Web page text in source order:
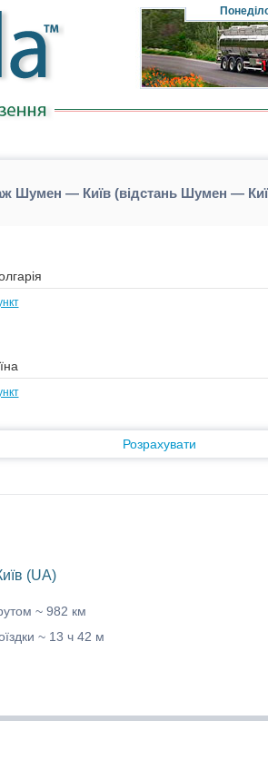
Шумен — Київ (відстань Шумен —
Розрахувати
(UA)
~ 982 км
~ 13 ч 42 м